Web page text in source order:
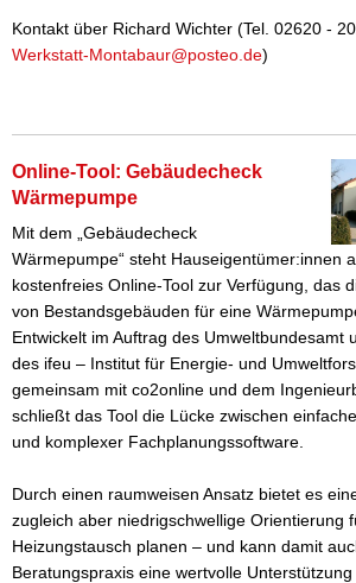
Kontakt über Richard Wichter (Tel. 02620 -
Werkstatt-Montabaur@posteo.de)
Online-Tool: Gebäudecheck
Wärmepumpe
Mit dem „Gebäudecheck
Wärmepumpe“ steht Hauseigentümer:innen
kostenfreies Online-Tool zur Verfügung, das
von Bestandsgebäuden für eine
Entwickelt im Auftrag des Umweltbundesamt
des ifeu – Institut für Energie- und
gemeinsam mit co2online und dem
schließt das Tool die Lücke zwischen
und komplexer Fachplanungssoftware.
Durch einen raumweisen Ansatz bietet es
zugleich aber niedrigschwellige Orientierung
Heizungstausch planen – und kann damit
Beratungspraxis eine wertvolle Unterstützung